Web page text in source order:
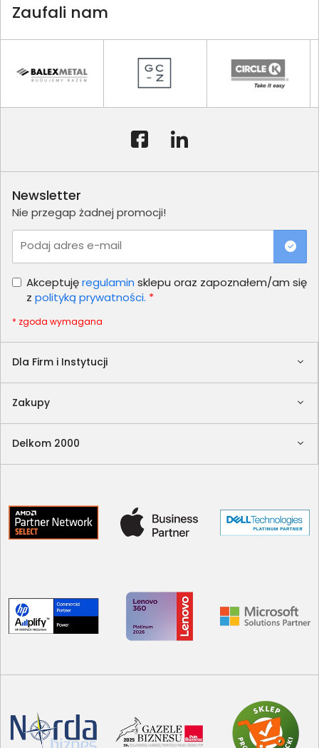
Zaufali nam
Dla Firm i Instytucji
Zakupy
Delkom 2000
Newsletter
Nie przegap żadnej promocji!
Podaj adres e-mail
Akceptujęregulamin sklepu oraz zapoznałem/am się
z polityką prywatności. *
* zgoda wymagana